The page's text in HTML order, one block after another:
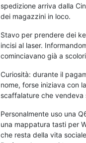
spedizione arriva dalla
dei magazzini in loco.
Stavo per prendere dei
incisi al laser.
cominciavano già a
Curiosità: durante il
nome, forse iniziava con
scaffalature che vendeva
Personalmente uso una
una mappatura tasti per
che resta della vita